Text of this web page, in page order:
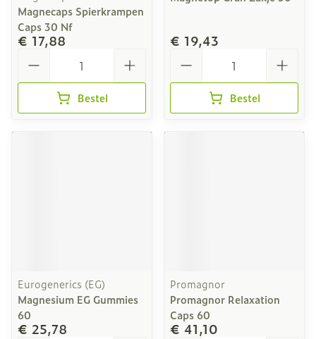
Magnecaps Spierkrampen
Caps 30 Nf
€ 17,88
Bestel
€ 19,43
Bestel
Eurogenerics (EG)
Magnesium EG Gummies
60
€ 25,78
Promagnor
Promagnor Relaxation
Caps 60
€ 41,10